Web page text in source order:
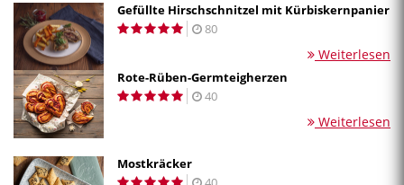
Gefüllte Hirschschnitzel mit Kürbiskernpanier
80
Weiterlesen
Rote-Rüben-Germteigherzen
40
Weiterlesen
Mostkräcker